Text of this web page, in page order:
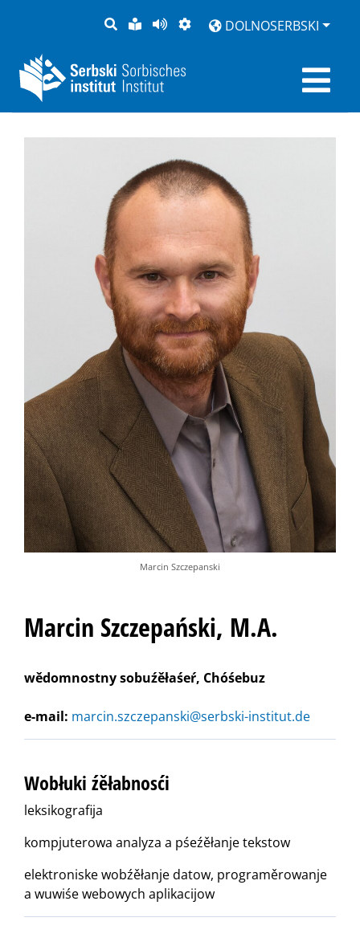
PYTANJE
LAŽKA
RĚC
BOK
PŚEDCYTAŚ
PŚEDSTAJENJE
DOLNOSERBSKI
Marcin Szczepanski
Marcin Szczepański, M.A.
wědomnostny sobuźěłaśeŕ, Chóśebuz
e-mail: marcin.szczepanski@serbski-institut.de
Wobłuki źěłabnosći
leksikografija
kompjuterowa analyza a pśeźěłanje tekstow
elektroniske wobźěłanje datow, programěrowanje
a wuwiśe webowych aplikacijow